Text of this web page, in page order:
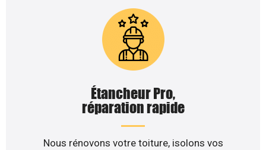
Étancheur Pro,
réparation rapide
Nous rénovons votre toiture, isolons vos